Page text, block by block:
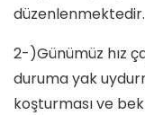
düzenlenmektedir.
2-)Günümüz hız
duruma yak
koşturması ve